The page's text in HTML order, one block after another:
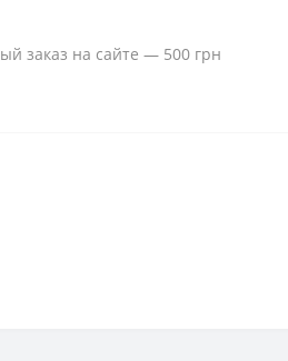
заказ на сайте — 500 грн